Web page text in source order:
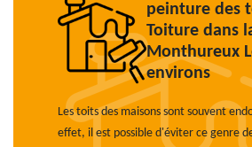
peinture des
Toiture dans
Monthureux
environs
Les toits des maisons sont souvent
effet, il est possible d'éviter ce genre